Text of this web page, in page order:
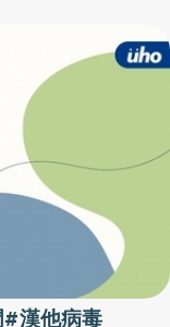
出院。歷年遭感染9
前共有15例漢他病毒
20歲至29歲風險為
區重要鼠媒傳染病研
員為感染漢他病毒之
管署表示，漢他病毒
主為囓齒類動物，其
污染帶有病毒飛揚的
可能受到感染，潛伏
、倦怠、腹痛、下背
臟等。落實防鼠三不
漢他病毒